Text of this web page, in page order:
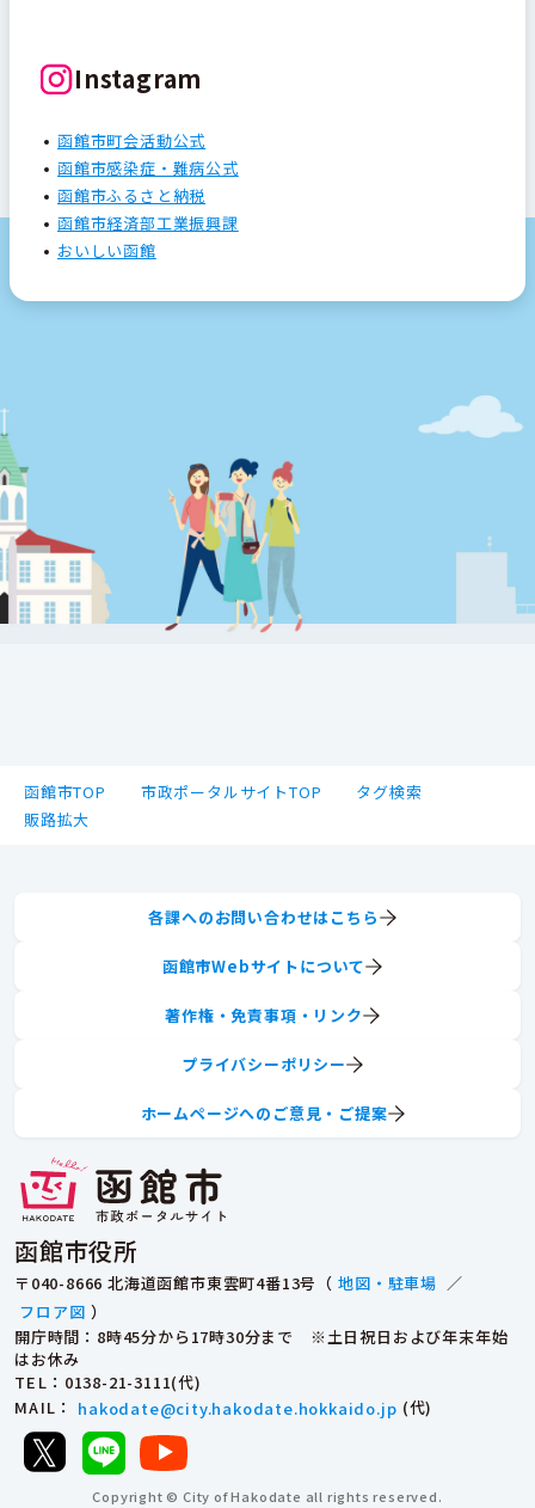
Instagram
函館市町会活動公式
函館市感染症・難病公式
函館市ふるさと納税
函館市経済部工業振興課
おいしい函館
函館市TOP 市政ポータルサイトTOP
タグ検索
販路拡大
函館市役所
〒040-8666 北海道函館市東雲町4番13号（ 地図・駐車場 ／
フロア図 ）
開庁時間：8時45分から17時30分まで ※土日祝日および年末年始
はお休み
TEL ：0138-21-3111(代)
MAIL ： hakodate@city.hakodate.hokkaido.jp (代)
各課へのお問い合わせはこちら
函館市Webサイトについて
著作権・免責事項・リンク
プライバシーポリシー
ホームページへのご意見・ご提案
Copyright © City of Hakodate all rights reserved.